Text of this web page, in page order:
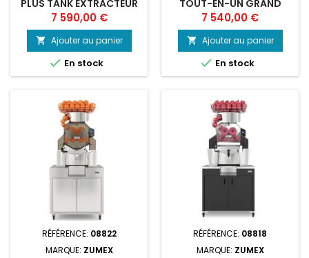
PLUS TANK EXTRACTEUR
DE JUS
Prix
7 590,00 €
 Ajouter au panier
 En stock
TOUT-EN-UN GRAND
MIROIR EXTRA
Prix
7 540,00 €
 Ajouter au panier
 En stock
RÉFÉRENCE: 08822
MARQUE: ZUMEX
RÉFÉRENCE: 08818
MARQUE: ZUMEX